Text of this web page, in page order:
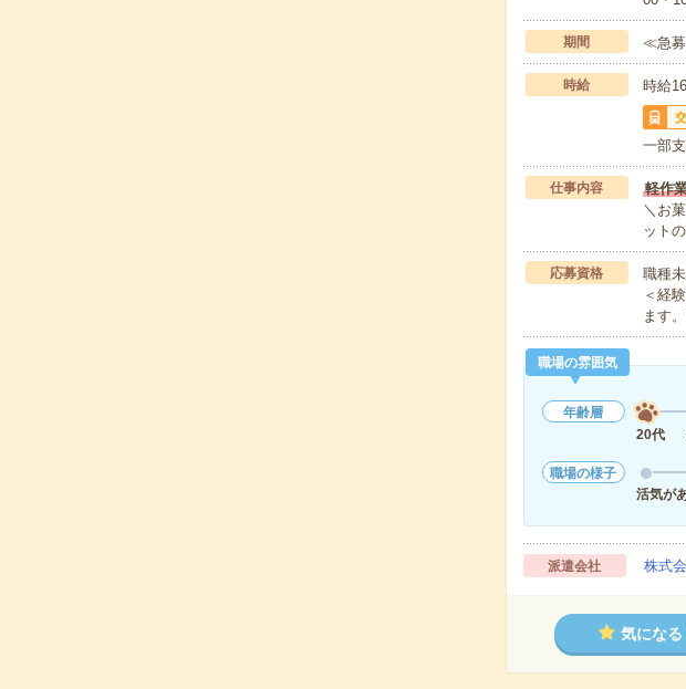
期間 ≪急募
時給 時給
一部
仕事内容
軽作
＼お
ット
応募資格
職種
＜経
ます
職場の雰囲気
年齢層
20代
職場の様子
活気が
派遣会社 株式
気になる